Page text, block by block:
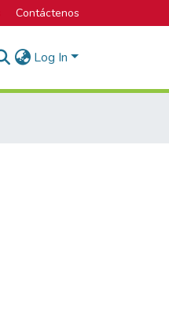
Contáctenos
Log In